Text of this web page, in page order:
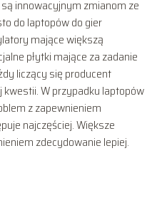
innowacyjnym zmianom ze
do laptopów do gier
mające większą
płytki mające za zadanie
liczący się producent
W przypadku laptopów
z zapewnieniem
najczęściej. Większe
zdecydowanie lepiej.